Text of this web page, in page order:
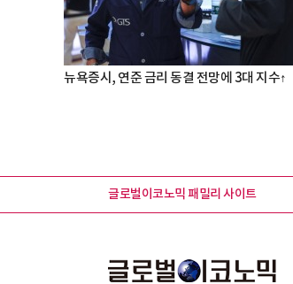
뉴욕증시, 연준 금리 동결 전망에 3대 지수↑
글로벌이코노믹 패밀리 사이트